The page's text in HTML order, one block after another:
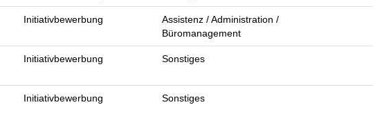
Initiativbewerbung
Assistenz / Administration /
Büromanagement
Initiativbewerbung Sonstiges
Initiativbewerbung Sonstiges